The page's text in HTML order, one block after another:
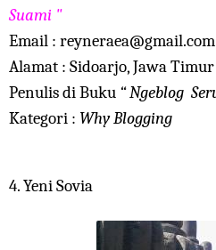
Suami "
Email : reyneraea@gmail.com
Alamat : Sidoarjo, Jawa Timur
Penulis di Buku “ Ngeblog
Kategori : Why Blogging
4. Yeni Sovia